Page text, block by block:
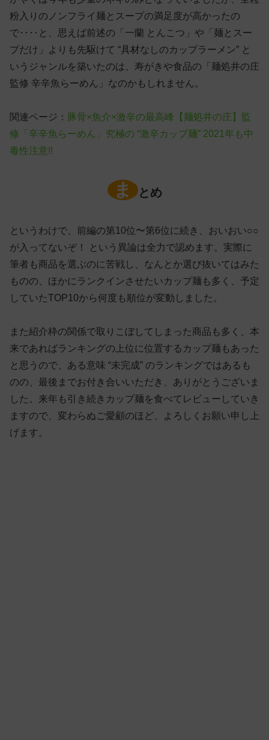
粉入りのノンフライ麺とスープの満足度が高かったの
で‥‥と、思えば前述の「一蘭 とんこつ」や「麺とスー
プだけ」よりも先駆けて “具材なしのカップラーメン” と
いうジャンルを築いたのは、寿がきや食品の「麺処井の庄
監修 辛辛魚らーめん」なのかもしれません。
関連ページ： 豚骨×魚介×激辛の最高峰【麺処井の庄】監
修「辛辛魚らーめん」究極の “激辛カップ麺” 2021年も中
毒性注意!!
ま とめ
というわけで、前編の第10位〜第6位に続き、おいおい○○
が入ってないぞ！ という異論は全力で認めます。実際に
筆者も商品を選ぶのに苦戦し、なんとか選び抜いてはみた
ものの、ほかにランクインさせたいカップ麺も多く、予定
していたTOP10から何度も順位が変動しました。
また紹介枠の関係で取りこぼしてしまった商品も多く、本
来であればランキングの上位に位置するカップ麺もあった
と思うので、ある意味 “未完成” のランキングではあるも
のの、最後までお付き合いいただき、ありがとうございま
した。来年も引き続きカップ麺を食べてレビューしていき
ますので、変わらぬご愛顧のほど、よろしくお願い申し上
げます。